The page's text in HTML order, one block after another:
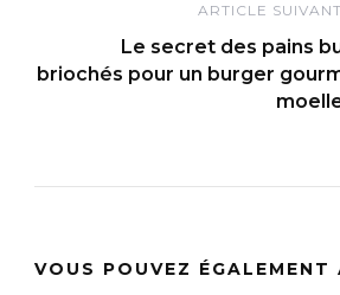
ARTICLE SUIVANT
Le secret des pains
briochés pour un burger
VOUS POUVEZ ÉGALEMENT